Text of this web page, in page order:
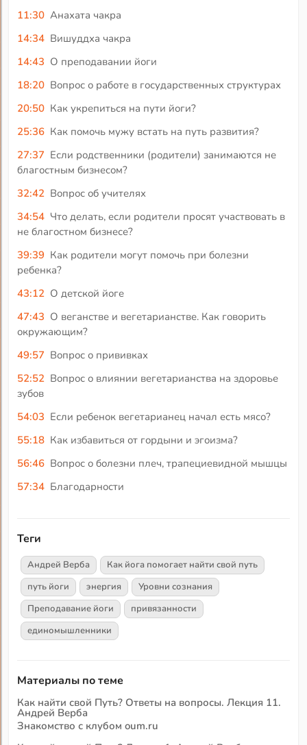
11:30 Анахата чакра
14:34 Вишуддха чакра
14:43 О преподавании йоги
18:20 Вопрос о работе в государственных структурах
20:50 Как укрепиться на пути йоги?
25:36 Как помочь мужу встать на путь развития?
27:37 Если родственники (родители) занимаются не
благостным бизнесом?
32:42 Вопрос об учителях
34:54 Что делать, если родители просят участвовать в
не благостном бизнесе?
39:39 Как родители могут помочь при болезни
ребенка?
43:12 О детской йоге
47:43 О веганстве и вегетарианстве. Как говорить
окружающим?
49:57 Вопрос о прививках
52:52 Вопрос о влиянии вегетарианства на здоровье
зубов
54:03 Если ребенок вегетарианец начал есть мясо?
55:18 Как избавиться от гордыни и эгоизма?
56:46 Вопрос о болезни плеч, трапециевидной мышцы
57:34 Благодарности
Теги
Андрей Верба
Как йога помогает найти свой путь
путь йоги
энергия
Уровни сознания
Преподавание йоги
привязанности
единомышленники
Материалы по теме
Как найти свой Путь? Ответы на вопросы. Лекция 11.
Андрей Верба
Знакомство с клубом oum.ru